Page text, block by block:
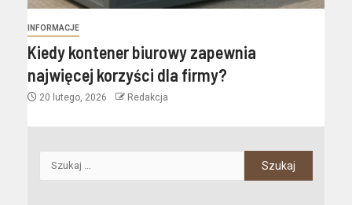
INFORMACJE
Kiedy kontener biurowy zapewnia
najwięcej korzyści dla firmy?
20 lutego, 2026 Redakcja